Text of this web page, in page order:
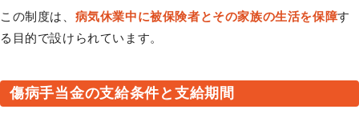
この制度は、 病気休業中に被保険者とその家族の生活を保障す
る目的で設けられています。
傷病手当金の支給条件と支給期間